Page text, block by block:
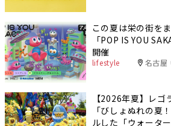
この夏は栄の街を
「POP IS YOU
開催
lifestyle 名古屋
【2026年夏】レ
「びしょぬれの夏
ルした「ウォータ